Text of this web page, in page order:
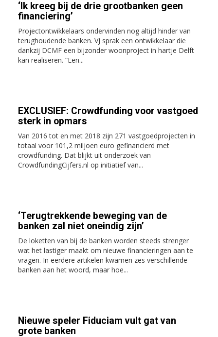
‘Ik kreeg bij de drie grootbanken geen
financiering’
Projectontwikkelaars ondervinden nog altijd hinder van
terughoudende banken. VJ sprak een ontwikkelaar die
dankzij DCMF een bijzonder woonproject in hartje Delft
kan realiseren. “Een...
EXCLUSIEF: Crowdfunding voor vastgoed
sterk in opmars
Van 2016 tot en met 2018 zijn 271 vastgoedprojecten in
totaal voor 101,2 miljoen euro gefinancierd met
crowdfunding. Dat blijkt uit onderzoek van
CrowdfundingCijfers.nl op initiatief van...
‘Terugtrekkende beweging van de
banken zal niet oneindig zijn’
De loketten van bij de banken worden steeds strenger
wat het lastiger maakt om nieuwe financieringen aan te
vragen. In eerdere artikelen kwamen zes verschillende
banken aan het woord, maar hoe...
Nieuwe speler Fiduciam vult gat van
grote banken